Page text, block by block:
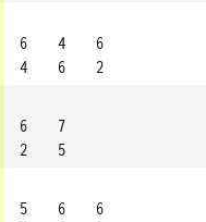
6
4
4
6
6
2
6
2
7
5
5
6
6